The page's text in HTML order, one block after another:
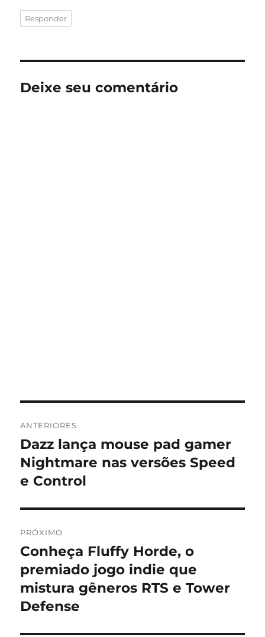
Responder
Deixe seu comentário
de
Post
ANTERIORES
Post
anterior:
Dazz lança mouse pad gamer
Nightmare nas versões Speed
e Control
PRÓXIMO
Próximo
post:
Conheça Fluffy Horde, o
premiado jogo indie que
mistura gêneros RTS e Tower
Defense